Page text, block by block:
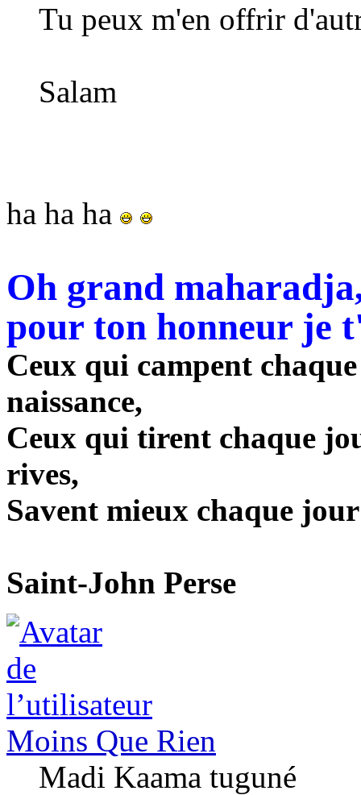
Tu peux m'en offrir
Salam
ha ha ha
Oh grand
pour ton honneur je
Ceux qui campent
naissance,
Ceux qui tirent chaque
rives,
Savent mieux chaque
Saint-John Perse
Moins Que Rien
Madi Kaama tuguné